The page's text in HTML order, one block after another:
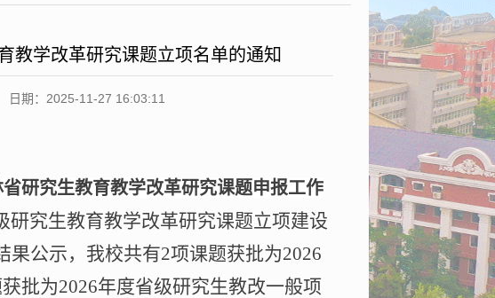
教学改革研究课题立项名单的通知
期：2025-11-27 16:03:11
省研究生教育教学改革研究课题申报工作
研究生教育教学改革研究课题立项建设
果公示，我校共有2项课题获批为2026
批为2026年度省级研究生教改一般项